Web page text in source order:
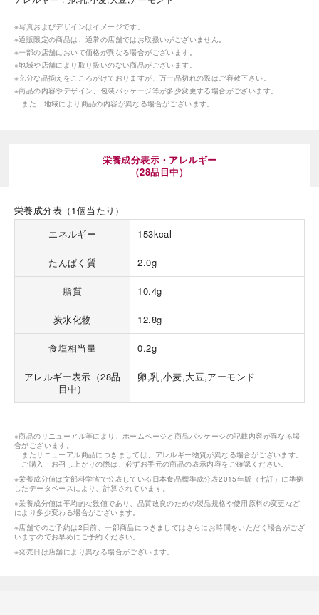
※写真およびデザインはイメージです。
※通販限定の商品は、通常の店舗ではお取扱いがございません。
※一部の店舗において価格が異なる場合がございます。
※地域や店舗により取り扱いのない商品がございます。
※充分な品揃えをこころがけておりますが、万一品切れの際はご容赦下さい。
※商品の内容やデザイン、包装パッケージ等が多少変更する場合がございます。
また、地域により商品の内容が異なる場合がございます。
栄養成分表示・アレルギー
（28品目中）
栄養成分表（1個当たり）
エネルギー
153kcal
たんぱく質 2.0g
脂質 10.4g
炭水化物 12.8g
食塩相当量 0.2g
アレルギー表示（28品
目中）
卵,乳,小麦,大豆,アーモンド
※商品のリニューアル等により、ホームページと商品パッケージの記載内容が異なる場
合がございます。
またリニューアル商品につきましては、アレルギー物質が異なる場合がございます。
ご購入・お召し上がりの際は、必ずお手元の商品の表示内容をご確認ください。
※栄養成分値は文部科学省で公表している日本食品標準成分表2015年版（七訂）に準拠
したデータベースにより、計算されています。
※栄養成分値は平均的な数値であり、品質改良のための製品規格や使用原料の変更など
により多少変わる場合がございます。
※店舗でのご予約は2日前、一部商品につきましてはさらにお時間をいただく場合がござ
いますのでお早めにご予約ください。
※発売日は店舗により異なる場合がございます。
岳や末広がりを意味す
つ時」という意味を込
雄大な八ヶ岳山麓の自
海外 Overseas shops
Indonesia
Vietnam